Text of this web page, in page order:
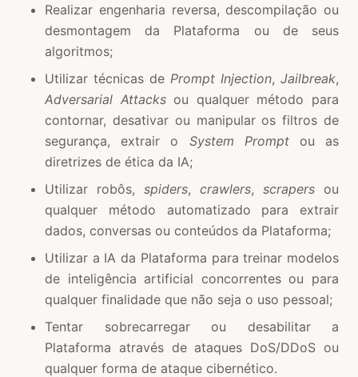
Realizar engenharia reversa, descompilação ou
desmontagem da Plataforma ou de seus
algoritmos;
Utilizar técnicas de Prompt Injection, Jailbreak,
Adversarial Attacksou qualquer método para
contornar, desativar ou manipular os filtros de
segurança, extrair o
System Promptou as
diretrizes de ética da IA;
Utilizar robôs, spiders, crawlers, scrapers ou
qualquer método automatizado para extrair
dados, conversas ou conteúdos da Plataforma;
Utilizar a IA da Plataforma para treinar modelos
de inteligência artificial concorrentes ou para
qualquer finalidade que não seja o uso pessoal;
Tentar sobrecarregar ou desabilitar a
Plataforma através de ataques DoS/DDoS ou
qualquer forma de ataque cibernético.